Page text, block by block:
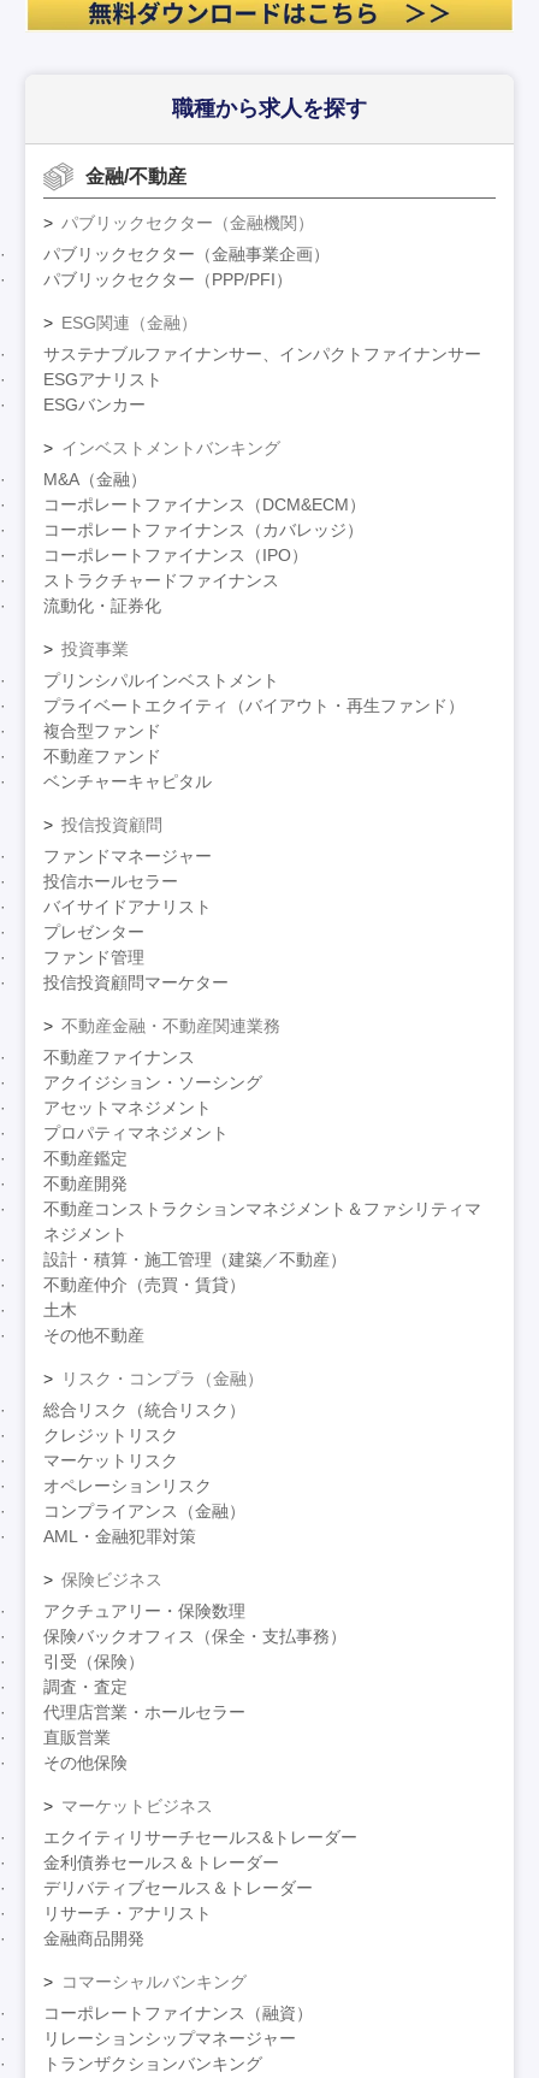
職種から求人を探す
金融/不動産
パブリックセクター（金融機関）
パブリックセクター（金融事業企画）
パブリックセクター（PPP/PFI）
ESG関連（金融）
サステナブルファイナンサー、インパクトファイナンサー
ESGアナリスト
ESGバンカー
インベストメントバンキング
M&A（金融）
コーポレートファイナンス（DCM&ECM）
コーポレートファイナンス（カバレッジ）
コーポレートファイナンス（IPO）
ストラクチャードファイナンス
流動化・証券化
投資事業
プリンシパルインベストメント
プライベートエクイティ（バイアウト・再生ファンド）
複合型ファンド
不動産ファンド
ベンチャーキャピタル
投信投資顧問
ファンドマネージャー
投信ホールセラー
バイサイドアナリスト
プレゼンター
ファンド管理
投信投資顧問マーケター
不動産金融・不動産関連業務
不動産ファイナンス
アクイジション・ソーシング
アセットマネジメント
プロパティマネジメント
不動産鑑定
不動産開発
不動産コンストラクションマネジメント＆ファシリティマ
ネジメント
設計・積算・施工管理（建築／不動産）
不動産仲介（売買・賃貸）
土木
その他不動産
リスク・コンプラ（金融）
総合リスク（統合リスク）
クレジットリスク
マーケットリスク
オペレーションリスク
コンプライアンス（金融）
AML・金融犯罪対策
保険ビジネス
アクチュアリー・保険数理
保険バックオフィス（保全・支払事務）
引受（保険）
調査・査定
代理店営業・ホールセラー
直販営業
その他保険
マーケットビジネス
エクイティリサーチセールス&トレーダー
金利債券セールス＆トレーダー
デリバティブセールス＆トレーダー
リサーチ・アナリスト
金融商品開発
コマーシャルバンキング
コーポレートファイナンス（融資）
リレーションシップマネージャー
トランザクションバンキング